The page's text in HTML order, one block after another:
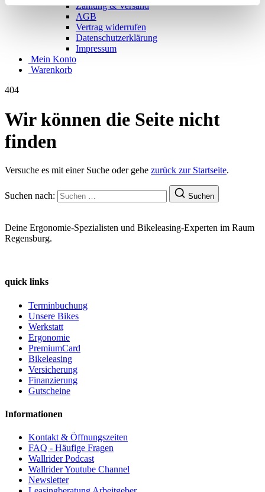
Zahlung & Versand
AGB
Vertrag widerrufen
Datenschutzerklärung
Impressum
Mein Konto
Warenkorb
404
Wir können die Seite nicht
finden
Versuche es mit einer Suche oder gehe zurück zur Startseite.
Suchen nach: Suchen
Deine Ergonomie-Spezialisten und Bikeleasing-Experten im Raum
Regensburg.
quick links
Terminbuchung
Unsere Bikes
Werkstatt
Ergonomie
PremiumCard
Bikeleasing
Versicherung
Finanzierung
Gutscheine
Informationen
Kontakt & Öffnungszeiten
FAQ - Häufige Fragen
Wallrider Podcast
Wallrider Youtube Channel
Newsletter